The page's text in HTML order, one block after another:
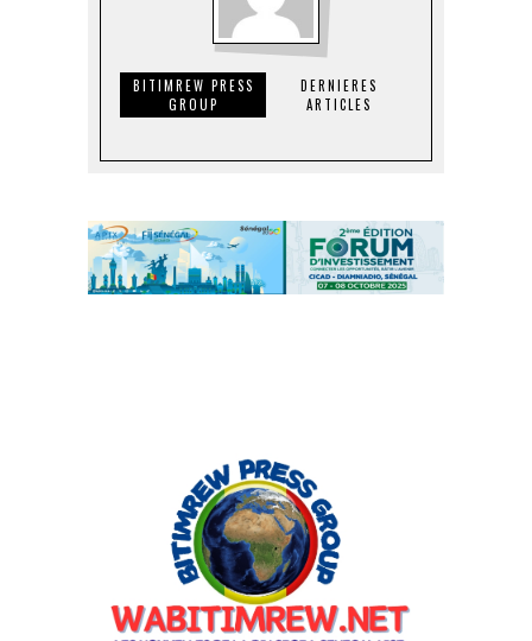
BITIMREW PRESS
GROUP
DERNIERES
ARTICLES